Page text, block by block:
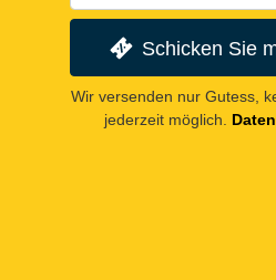
Schicken Sie
Wir versenden nur Gutess,
jederzeit möglich.